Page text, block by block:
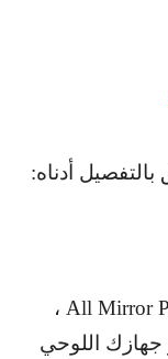
أدناه:
All Mirror ،
جهازك اللوحي